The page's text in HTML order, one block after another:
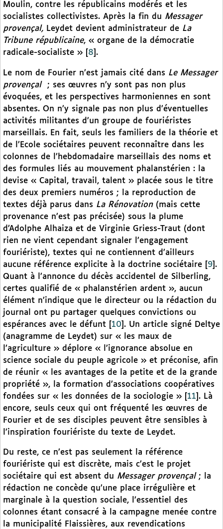
Moulin, contre les républicains modérés et les
socialistes collectivistes. Après la fin du Messager
provençal, Leydet devient administrateur de La
Tribune républicaine, « organe de la démocratie
radicale-socialiste »
8 .
Le nom de Fourier n’est jamais cité dans Le Messager
provençal
; ses œuvres n’y sont pas non plus
évoquées, et les perspectives harmoniennes en sont
absentes. On n’y signale pas non plus d’éventuelles
activités militantes d’un groupe de fouriéristes
marseillais. En fait, seuls les familiers de la théorie et
de l’Ecole sociétaires peuvent reconnaître dans les
colonnes de l’hebdomadaire marseillais des noms et
des formules liés au mouvement phalanstérien : la
devise « Capital, travail, talent » placée sous le titre
des deux premiers numéros ; la reproduction de
textes déjà parus dans La Rénovation(mais cette
provenance n’est pas précisée) sous la plume
d’Adolphe Alhaiza et de Virginie Griess-Traut (dont
rien ne vient cependant signaler l’engagement
fouriériste), textes qui ne contiennent d’ailleurs
aucune référence explicite à la doctrine sociétaire
9 .
Quant à l’annonce du décès accidentel de Silberling,
certes qualifié de « phalanstérien ardent », aucun
élément n’indique que le directeur ou la rédaction du
journal ont pu partager quelques convictions ou
espérances avec le défunt
10 . Un article signé Deltye
(anagramme de Leydet) sur « les maux de
l’agriculture » déplore « l’ignorance absolue en
science sociale du peuple agricole » et préconise, afin
de réunir « les avantages de la petite et de la grande
propriété », la formation d’associations coopératives
fondées sur « les données de la sociologie »
11 . Là
encore, seuls ceux qui ont fréquenté les œuvres de
Fourier et de ses disciples peuvent être sensibles à
l’inspiration fouriériste du texte de Leydet.
Du reste, ce n’est pas seulement la référence
fouriériste qui est discrète, mais c’est le projet
sociétaire qui est absent du Messager provençal; la
rédaction ne concède qu’une place irrégulière et
marginale à la question sociale, l’essentiel des
colonnes étant consacré à la campagne menée contre
la municipalité Flaissières, aux revendications